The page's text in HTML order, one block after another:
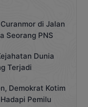
di Jalan
Seorang PNS
Dunia
Terjadi
Demokrat Kotim
Pemilu